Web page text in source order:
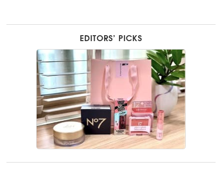
EDITORS’ PICKS